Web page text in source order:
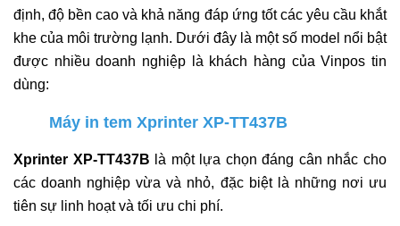
định, độ bền cao và khả năng đáp ứng tốt các yêu cầu khắt
khe của môi trường lạnh. Dưới đây là một số model nổi bật
được nhiều doanh nghiệp là khách hàng của Vinpos tin
dùng:
Máy in tem Xprinter XP-TT437B
Xprinter XP-TT437B là một lựa chọn đáng cân nhắc cho
các doanh nghiệp vừa và nhỏ, đặc biệt là những nơi ưu
tiên sự linh hoạt và tối ưu chi phí.